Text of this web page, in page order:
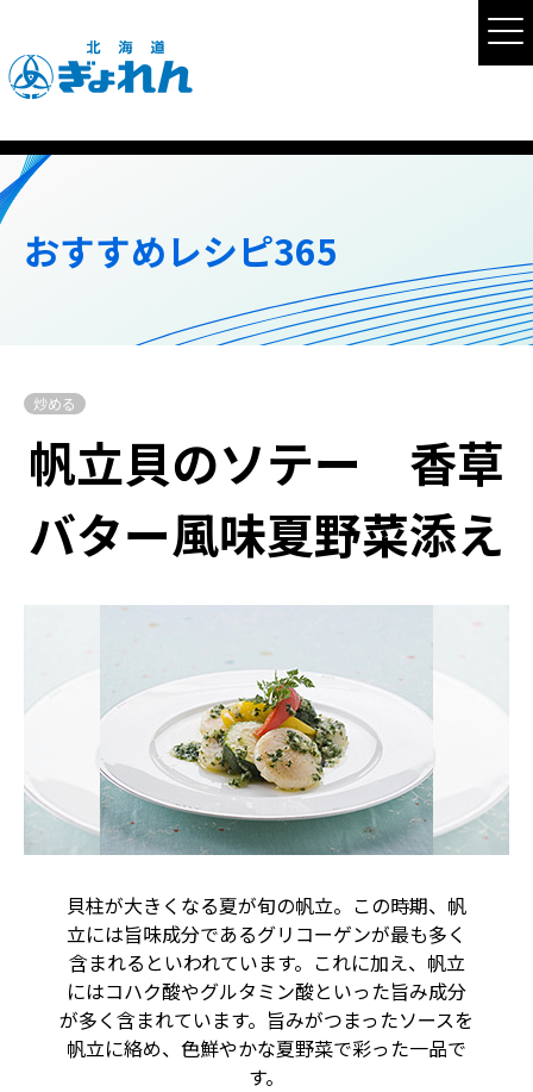
おすすめレシピ365
炒める
帆立貝のソテー 香草
バター風味夏野菜添え
貝柱が大きくなる夏が旬の帆立。この時期、帆
立には旨味成分であるグリコーゲンが最も多く
含まれるといわれています。これに加え、帆立
にはコハク酸やグルタミン酸といった旨み成分
が多く含まれています。旨みがつまったソースを
帆立に絡め、色鮮やかな夏野菜で彩った一品で
す。